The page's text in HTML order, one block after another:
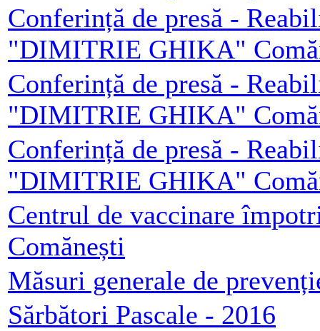
Conferință de presă -
"DIMITRIE GHIKA"
Conferință de presă -
"DIMITRIE GHIKA"
Conferință de presă -
"DIMITRIE GHIKA"
Centrul de vaccinare
Comănești
Măsuri generale de
Sărbători Pascale - 2016